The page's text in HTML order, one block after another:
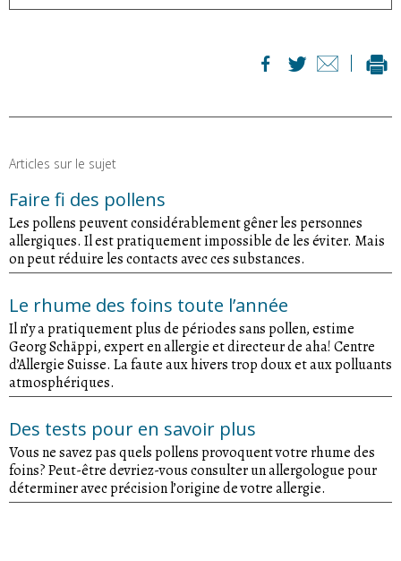
Articles sur le sujet
Faire fi des pollens
Les pollens peuvent considérablement gêner les personnes
allergiques. Il est pratiquement impossible de les éviter. Mais
on peut réduire les contacts avec ces substances.
Le rhume des foins toute l’année
Il n’y a pratiquement plus de périodes sans pollen, estime
Georg Schäppi, expert en allergie et directeur de aha! Centre
d’Allergie Suisse. La faute aux hivers trop doux et aux polluants
atmosphériques.
Des tests pour en savoir plus
Vous ne savez pas quels pollens provoquent votre rhume des
foins? Peut-être devriez-vous consulter un allergologue pour
déterminer avec précision l’origine de votre allergie.